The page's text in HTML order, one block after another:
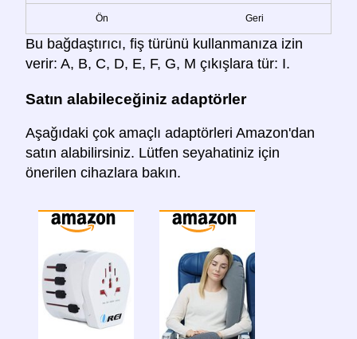
Ön Geri
Bu bağdaştırıcı, fiş türünü kullanmanıza izin
verir: A, B, C, D, E, F, G, M çıkışlara tür: I.
Satın alabileceğiniz adaptörler
Aşağıdaki çok amaçlı adaptörleri Amazon'dan
satın alabilirsiniz. Lütfen seyahatiniz için
önerilen cihazlara bakın.